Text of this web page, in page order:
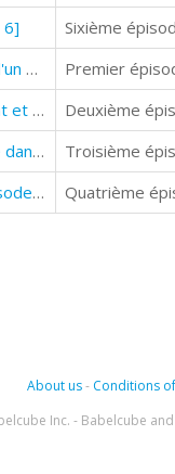
6]
Sixième
Les légendes de la Moïra - L'ombre d'un Maître disparu [Saison 1, épisode 1]
Premier
Les légendes de la Moïra - Le serpent et la reine [Saison 1, épisode 2]
Deuxième
Les légendes de la Moïra - Le temple dans la montagne [Saison 1, épisode 3]
Troisième
Passage vers Centoria [Saison 1, épisode 4]
Quatrième
About us- Conditions
Inc. - Babelcube